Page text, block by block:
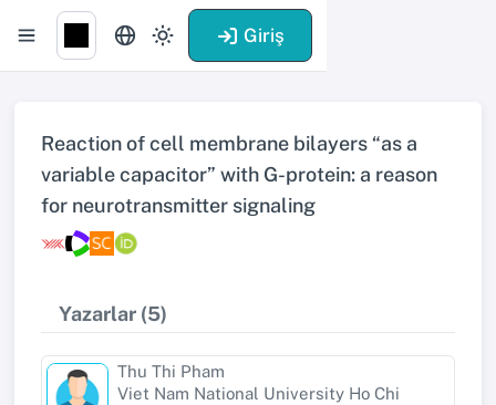
Giriş
Reaction of cell membrane bilayers “as a
variable capacitor” with G-protein: a reason
for neurotransmitter signaling
Yazarlar (5)
Thu Thi Pham
Viet Nam National University Ho Chi